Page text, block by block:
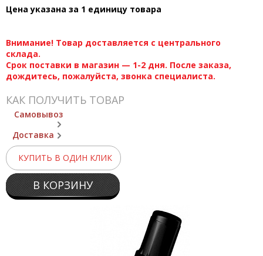
Цена указана за 1 единицу товара
Внимание! Товар доставляется с центрального
склада.
Срок поставки в магазин — 1-2 дня. После заказа,
дождитесь, пожалуйста, звонка специалиста.
КАК ПОЛУЧИТЬ ТОВАР
Самовывоз
Доставка
КУПИТЬ В ОДИН КЛИК
В КОРЗИНУ